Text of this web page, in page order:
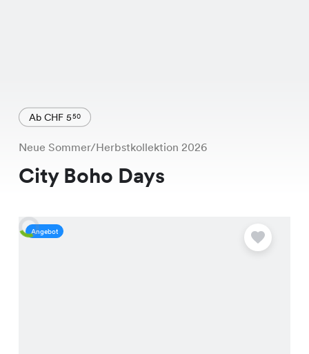
Ab CHF 550
Neue Sommer/Herbstkollektion 2026
City Boho Days
Angebot